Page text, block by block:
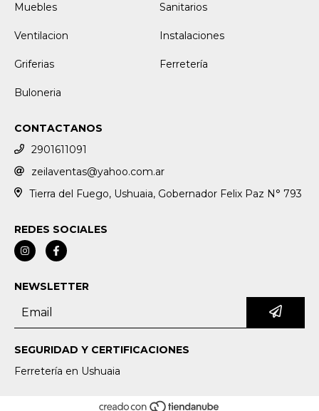
Muebles Sanitarios
Ventilacion Instalaciones
Griferias Ferretería
Buloneria
CONTACTANOS
2901611091
zeilaventas@yahoo.com.ar
Tierra del Fuego, Ushuaia, Gobernador Felix Paz N° 793
REDES SOCIALES
NEWSLETTER
SEGURIDAD Y CERTIFICACIONES
Ferretería en Ushuaia